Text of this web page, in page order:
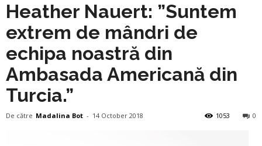
Heather Nauert: ”Suntem
extrem de mândri de
echipa noastră din
Ambasada Americană din
Turcia.”
De către Madalina Bot - 14 October 2018 0
1053